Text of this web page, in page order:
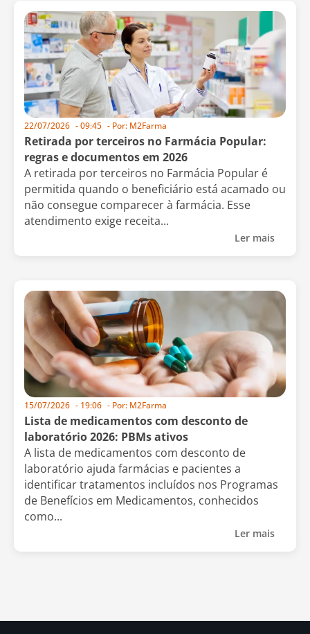
22/07/2026 -09:45 - Por: M2Farma
Retirada por terceiros no Farmácia Popular:
regras e documentos em 2026
A retirada por terceiros no Farmácia Popular é
permitida quando o beneficiário está acamado ou
não consegue comparecer à farmácia. Esse
atendimento exige receita...
Ler mais
15/07/2026 - 19:06 - Por: M2Farma
Lista de medicamentos com desconto de
laboratório 2026: PBMs ativos
A lista de medicamentos com desconto de
laboratório ajuda farmácias e pacientes a
identificar tratamentos incluídos nos Programas
de Benefícios em Medicamentos, conhecidos
como...
Ler mais